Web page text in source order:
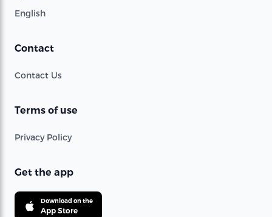
English
Contact
Contact Us
Terms of use
Privacy Policy
Get the app
Download on the
App Store